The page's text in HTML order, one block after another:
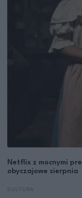
Netflix z mocnymi
obyczajowe sierpnia